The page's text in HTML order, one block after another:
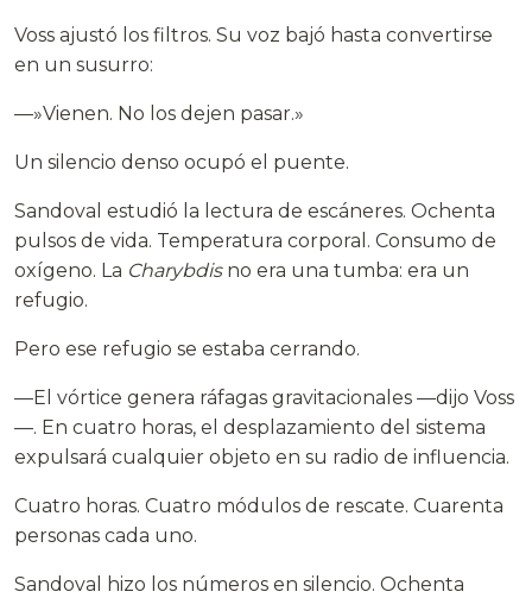
Voss ajustó los filtros. Su voz bajó hasta convertirse
en un susurro:
—»Vienen. No los dejen pasar.»
Un silencio denso ocupó el puente.
Sandoval estudió la lectura de escáneres. Ochenta
pulsos de vida. Temperatura corporal. Consumo de
oxígeno. La Charybdisno era una tumba: era un
refugio.
Pero ese refugio se estaba cerrando.
—El vórtice genera ráfagas gravitacionales —dijo Voss
—. En cuatro horas, el desplazamiento del sistema
expulsará cualquier objeto en su radio de influencia.
Cuatro horas. Cuatro módulos de rescate. Cuarenta
personas cada uno.
Sandoval hizo los números en silencio. Ochenta